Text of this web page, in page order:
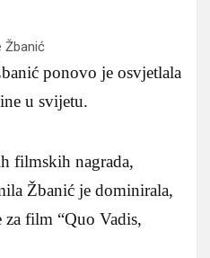
Žbanić
ponovo je osvjetlala
u svijetu.
filmskih nagrada,
Žbanić je dominirala,
film “Quo Vadis,